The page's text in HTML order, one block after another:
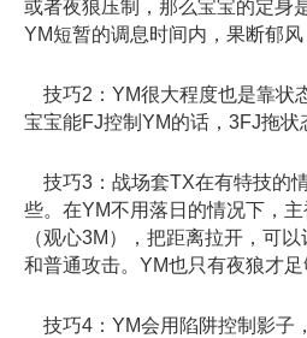
或者夜狼压制，那么宝宝的定身
YM短暂的调息时间内，果断郁风
技巧2：YM很大程度也是靠状
宝宝能FJ控制YM的话，3FJ拖状
技巧3：战场套TX在有特技的
些。在YM不用落日的情况下，
（观心3M），把距离拉开，可
和普通攻击。YM也只有夜狼才足
技巧4：YM会用陷阱控制影子